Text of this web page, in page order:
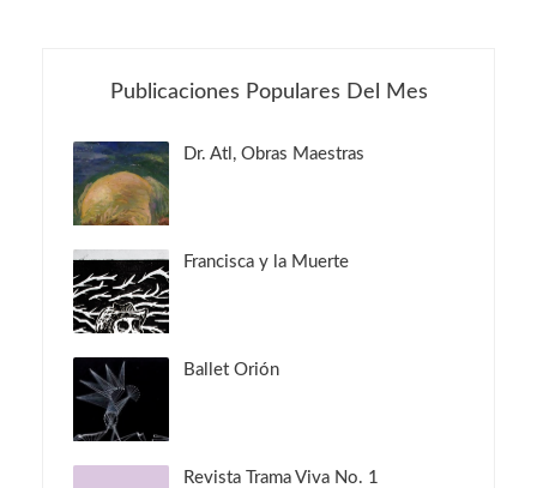
Publicaciones Populares Del Mes
Dr. Atl, Obras Maestras
Francisca y la Muerte
Ballet Orión
Revista Trama Viva No. 1